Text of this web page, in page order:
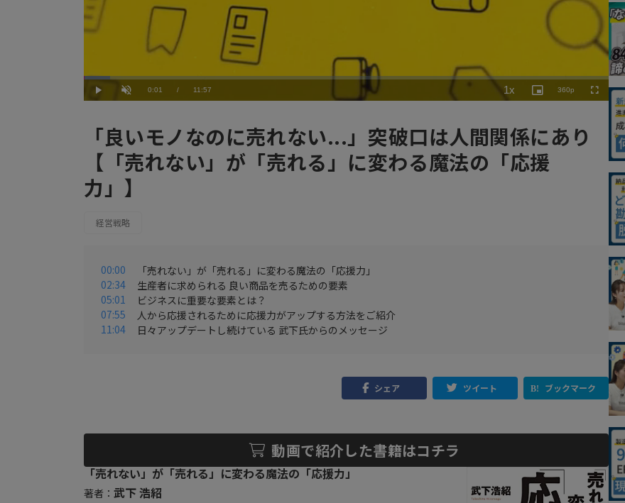
Play UnmuteCurrent
0:01 / Duration
11:57
Loaded:
5.03%
1x
Rate
Picture-
in-
360p Fullscreen
「良いモノなのに売れない...」突破口は人間関係にあり
【「売れない」が「売れる」に変わる魔法の「応援
力」】
経営戦略
00:00
「売れない」が「売れる」に変わる魔法の「応援力」
02:34
生産者に求められる 良い商品を売るための要素
05:01
ビジネスに重要な要素とは？
07:55
人から応援されるために応援力がアップする方法をご紹介
11:04
日々アップデートし続けている 武下氏からのメッセージ
シェア ツイート ブックマーク
動画で紹介した書籍はコチラ
「売れない」が「売れる」に変わる魔法の「応援力」
著者： 武下 浩紹